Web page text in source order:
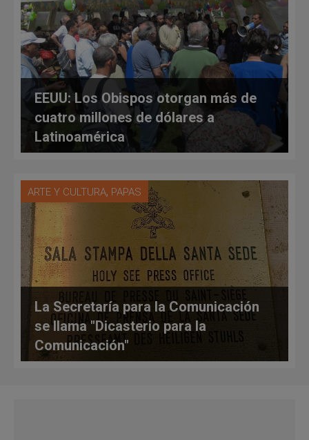
EEUU: Los Obispos otorgan más de
cuatro millones de dólares a
Latinoamérica
ARTE Y CULTURA, PAPAS
La Secretaría para la Comunicación
se llama "Dicasterio para la
Comunicación"